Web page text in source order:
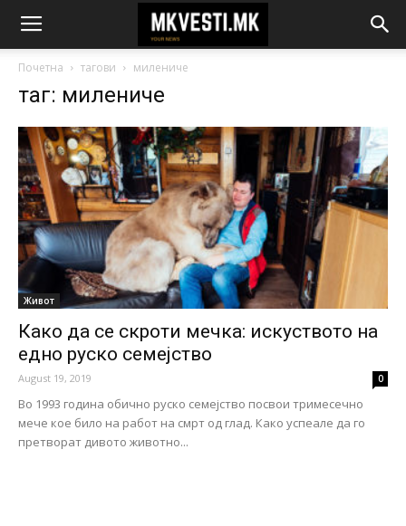
Почетна тагови милениче
таг: милениче
Живот
Како да се скроти мечка: искуството на
едно руско семејство
August 19, 2019 0
Во 1993 година обично руско семејство посвои тримесечно
мече кое било на работ на смрт од глад. Како успеале да го
претворат дивото животно...